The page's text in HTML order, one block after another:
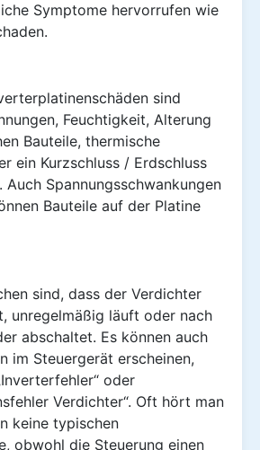
Symptome hervorrufen wie
sind
Feuchtigkeit, Alterung
Bauteile, thermische
ein Kurzschluss / Erdschluss
Auch Spannungsschwankungen
Bauteile auf der Platine
sind, dass der Verdichter
unregelmäßig läuft oder nach
abschaltet. Es können auch
im Steuergerät erscheinen,
oder
Verdichter“. Oft hört man
keine typischen
obwohl die Steuerung einen